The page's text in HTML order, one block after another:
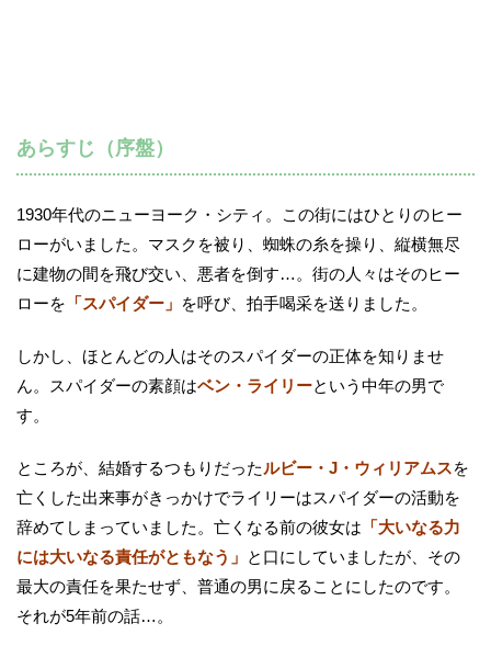
あらすじ（序盤）
1930年代のニューヨーク・シティ。この街にはひとりのヒー
ローがいました。マスクを被り、蜘蛛の糸を操り、縦横無尽
に建物の間を飛び交い、悪者を倒す…。街の人々はそのヒー
ローを 「スパイダー」 を呼び、拍手喝采を送りました。
しかし、ほとんどの人はそのスパイダーの正体を知りませ
ん。スパイダーの素顔はベン・ライリーという中年の男で
す。
ところが、結婚するつもりだったルビー・J・ウィリアムスを
亡くした出来事がきっかけでライリーはスパイダーの活動を
辞めてしまっていました。亡くなる前の彼女は 「大いなる力
には大いなる責任がともなう」 と口にしていましたが、その
最大の責任を果たせず、普通の男に戻ることにしたのです。
それが5年前の話…。